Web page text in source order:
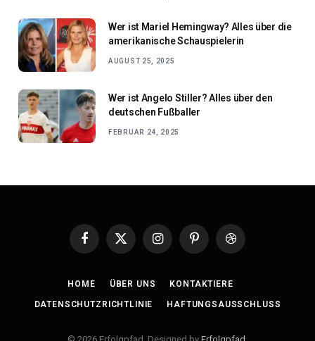
Wer ist Mariel Hemingway? Alles über die
amerikanische Schauspielerin
AUGUST 25, 2025
Wer ist Angelo Stiller? Alles über den
deutschen Fußballer
FEBRUAR 24, 2025
Facebook
X
InstagramPinterestDribbble
HOME ÜBER UNS KONTAKTIERE
DATENSCHUTZRICHTLINIE HAFTUNGSAUSSCHLUSS